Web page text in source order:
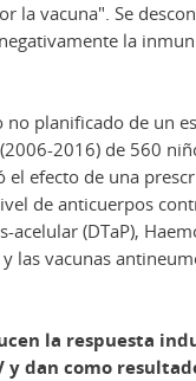
la vacuna". Se
la
no planificado de un
2016) de 560
el efecto de una
de anticuerpos
acelular (DTaP),
las vacunas
la respuesta
y dan como